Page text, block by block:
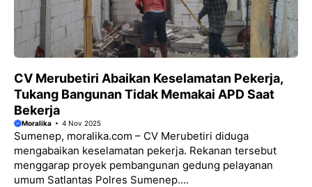
CV Merubetiri Abaikan Keselamatan Pekerja,
Tukang Bangunan Tidak Memakai APD Saat
Bekerja
Moralika 4 Nov 2025
Sumenep, moralika.com – CV Merubetiri diduga
mengabaikan keselamatan pekerja. Rekanan tersebut
menggarap proyek pembangunan gedung pelayanan
umum Satlantas Polres Sumenep....